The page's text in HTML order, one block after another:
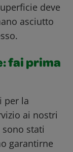
deve
asciutto
fai prima
per la
ai nostri
stati
garantirne